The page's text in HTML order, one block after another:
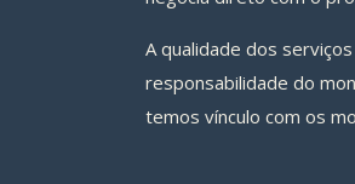
A qualidade dos
responsabilidade do
temos vínculo com os